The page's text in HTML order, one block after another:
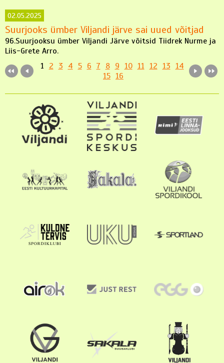
02.05.2025
Suurjooks ümber Viljandi järve sai uued võitjad
96.Suurjooksu ümber Viljandi Järve võitsid Tiidrek Nurme ja
Liis-Grete Arro.
1 2 3 4 5 6 7 8 9 10 11 12 13 14
15 16